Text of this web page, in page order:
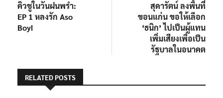
คิวชูในวันฝนพรำ:
EP 1 หลงรัก Aso
Boy!
สุดารัตน์ ลงพื้นที่
ขอนแก่น ขอให้เลือก
‘ธนิก’ ไปเป็นผู้แทน
เพิ่มเสียงเพื่อเป็น
รัฐบาลในอนาคต
RELATED POSTS